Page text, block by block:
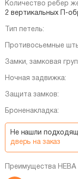
Количество ребер
2 вертикальных П-
Тип петель:
Противосьемные
Замки, замковая
Ночная задвижка:
Защита замков:
Броненакладка:
Не нашли
дверь на заказ
Преимущества НЕВА